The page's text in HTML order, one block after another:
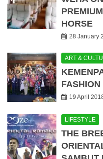
HORSE
28 January
ART &
19 April
LIFESTYLE
THE